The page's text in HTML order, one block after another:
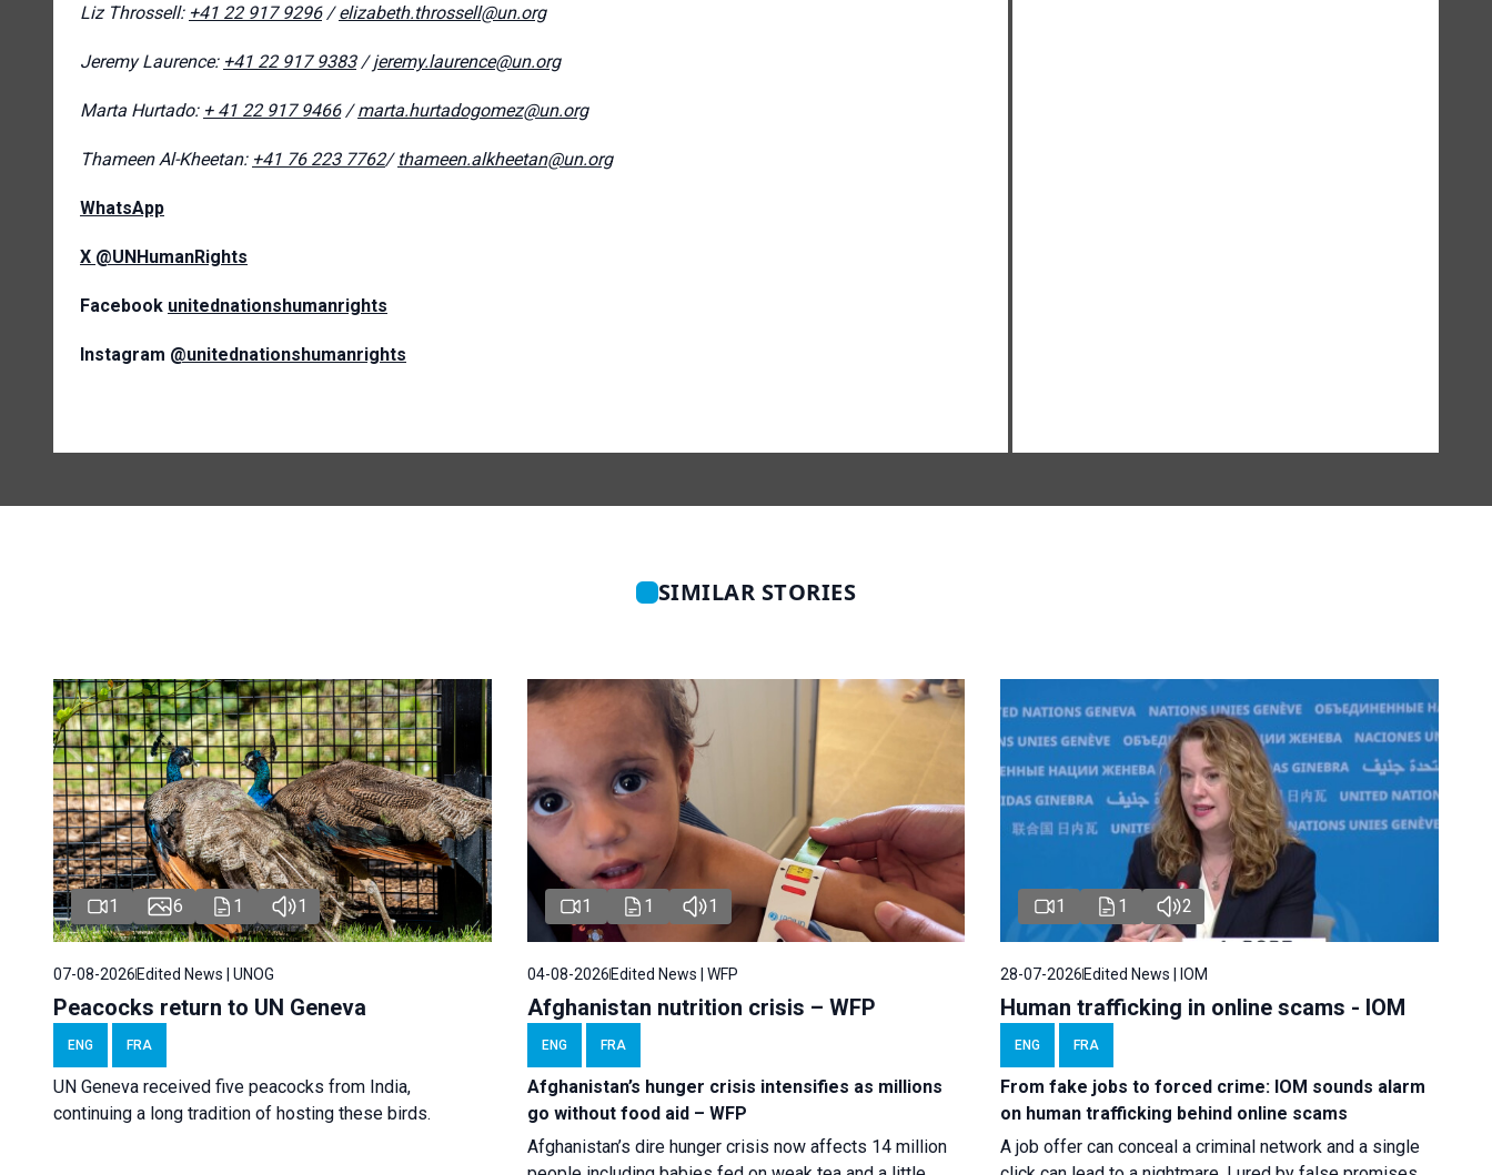
Liz Throssell: +41 22 917 9296/elizabeth.throssell@un.org
Jeremy Laurence: +41 22 917 9383/jeremy.laurence@un.org
Marta Hurtado: + 41 22 917 9466/marta.hurtadogomez@un.org
Thameen Al-Kheetan: +41 76 223 7762/ thameen.alkheetan@un.org
WhatsApp
X @UNHumanRights
Facebook unitednationshumanrights
Instagram @unitednationshumanrights
SIMILAR STORIES
1 6 1 1
07-08-2026Edited News | UNOG
Peacocks return to UN Geneva
ENG FRA
UN Geneva received five peacocks from India,
continuing a long tradition of hosting these birds.
1 1 1
04-08-2026Edited News | WFP
Afghanistan nutrition crisis – WFP
ENG FRA
Afghanistan’s hunger crisis intensifies as millions
go without food aid – WFP
Afghanistan’s dire hunger crisis now affects 14 million
1 1 2
28-07-2026Edited News | IOM
Human trafficking in online scams - IOM
ENG FRA
From fake jobs to forced crime: IOM sounds alarm
on human trafficking behind online scams
A job offer can conceal a criminal network and a single